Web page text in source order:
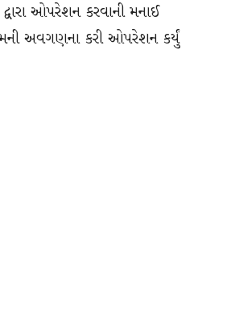
ઓપરેશન કરવાની મનાઈ
અવગણના કરી ઓપરેશન કર્યું